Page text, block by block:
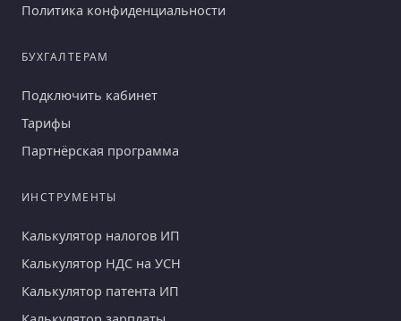
Политика конфиденциальности
БУХГАЛТЕРАМ
Подключить кабинет
Тарифы
Партнёрская программа
ИНСТРУМЕНТЫ
Калькулятор налогов ИП
Калькулятор НДС на УСН
Калькулятор патента ИП